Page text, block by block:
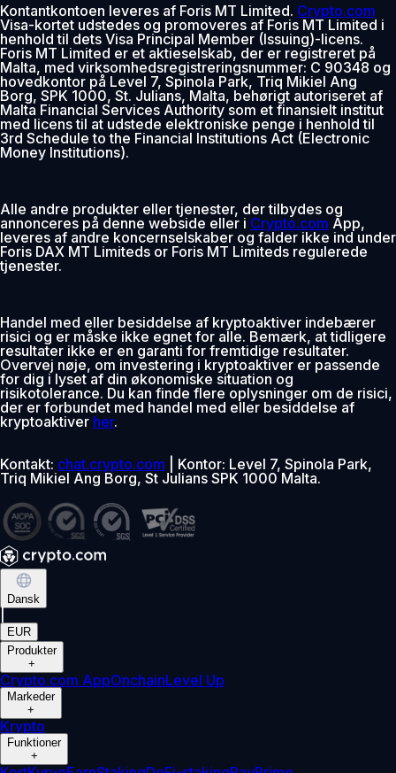
Kontantkontoen leveres af Foris MT Limited. Crypto.com
Visa-kortet udstedes og promoveres af Foris MT Limited i
henhold til dets Visa Principal Member (Issuing)-licens.
Foris MT Limited er et aktieselskab, der er registreret på
Malta, med virksomhedsregistreringsnummer: C 90348 og
hovedkontor på Level 7, Spinola Park, Triq Mikiel Ang
Borg, SPK 1000, St. Julians, Malta, behørigt autoriseret af
Malta Financial Services Authority som et finansielt institut
med licens til at udstede elektroniske penge i henhold til
3rd Schedule to the Financial Institutions Act (Electronic
Money Institutions).
Alle andre produkter eller tjenester, der tilbydes og
annonceres på denne webside eller i Crypto.com App,
leveres af andre koncernselskaber og falder ikke ind under
Foris DAX MT Limiteds or Foris MT Limiteds regulerede
tjenester.
Handel med eller besiddelse af kryptoaktiver indebærer
risici og er måske ikke egnet for alle. Bemærk, at tidligere
resultater ikke er en garanti for fremtidige resultater.
Overvej nøje, om investering i kryptoaktiver er passende
for dig i lyset af din økonomiske situation og
risikotolerance. Du kan finde flere oplysninger om de risici,
der er forbundet med handel med eller besiddelse af
kryptoaktiver her.
Kontakt: chat.crypto.com | Kontor: Level 7, Spinola Park,
Triq Mikiel Ang Borg, St Julians SPK 1000 Malta.
Dansk
EUR
Produkter
+
Crypto.com AppOnchainLevel Up
Markeder
+
Krypto
Funktioner
+